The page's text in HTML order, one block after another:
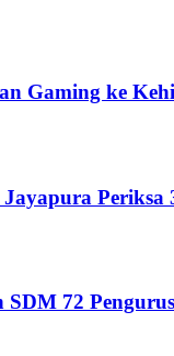
Gaming ke
Periksa
72